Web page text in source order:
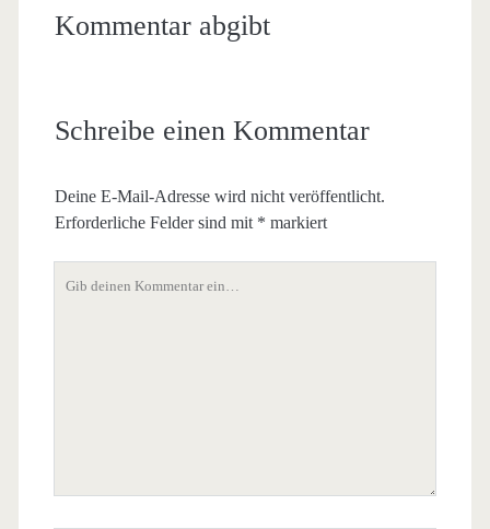
Kommentar abgibt
Schreibe einen Kommentar
Deine E-Mail-Adresse wird nicht veröffentlicht.
Erforderliche Felder sind mit * markiert